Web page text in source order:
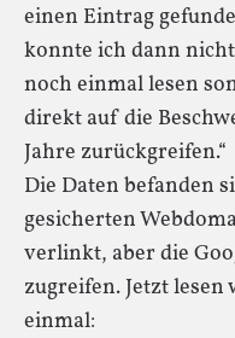
einen Eintrag
konnte ich dann
noch einmal lesen
direkt auf die
Jahre zurückgreifen.“
Die Daten befanden
gesicherten
verlinkt, aber die
zugreifen. Jetzt
einmal: